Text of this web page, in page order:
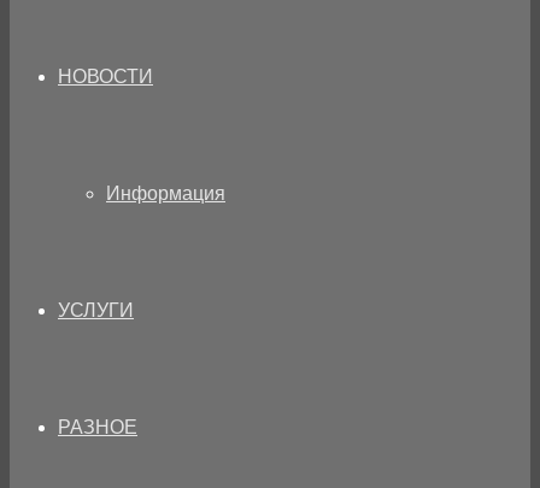
НОВОСТИ
Информация
УСЛУГИ
РАЗНОЕ